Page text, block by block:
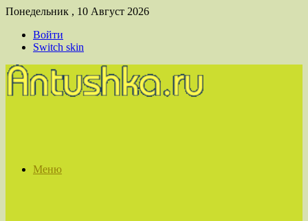
Понедельник , 10 Август 2026
Войти
Switch skin
Меню